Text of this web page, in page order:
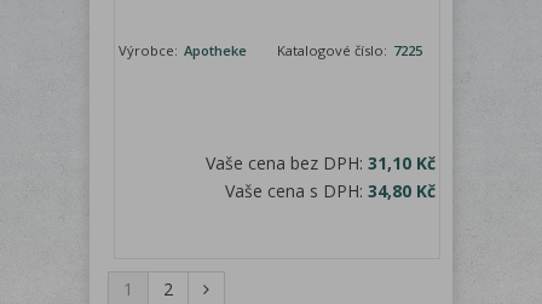
Výrobce: Apotheke Katalogové číslo: 7225
Vaše cena bez DPH:31,10 Kč
Vaše cena s DPH:34,80 Kč
1 2